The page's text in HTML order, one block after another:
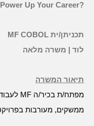
Up Your Career?
תכניתן/ית MF COBOL
לוד | משרה מלאה
תיאור המשרה
מפתח/ת בכיר/ה MF
ממשקים, מעורבות